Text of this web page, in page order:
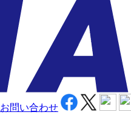
お問い合わせ